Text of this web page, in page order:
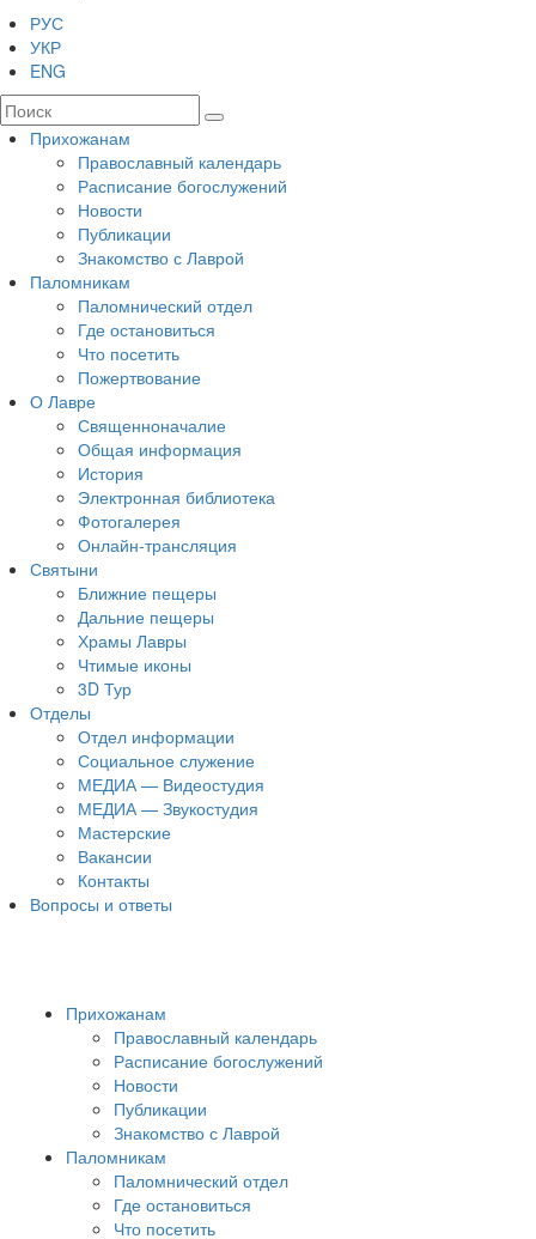
РУС
УКР
ENG
Прихожанам
Православный календарь
Расписание богослужений
Новости
Публикации
Знакомство с Лаврой
Паломникам
Паломнический отдел
Где остановиться
Что посетить
Пожертвование
О Лавре
Священноначалие
Общая информация
История
Электронная библиотека
Фотогалерея
Онлайн-трансляция
Святыни
Ближние пещеры
Дальние пещеры
Храмы Лавры
Чтимые иконы
3D Тур
Отделы
Отдел информации
Социальное служение
МЕДИА — Видеостудия
МЕДИА — Звукостудия
Мастерские
Вакансии
Контакты
Вопросы и ответы
Прихожанам
Православный календарь
Расписание богослужений
Новости
Публикации
Знакомство с Лаврой
Паломникам
Паломнический отдел
Где остановиться
Что посетить